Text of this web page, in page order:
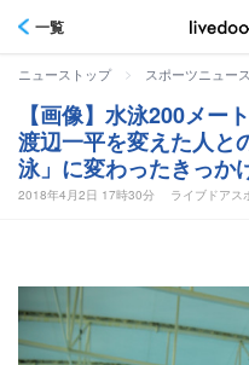
一覧
ニューストップ > スポーツニュース
【画像】水泳200メー
渡辺一平を変えた人と
泳」に変わったきっか
2018年4月2日 17時30分 ライブドアス